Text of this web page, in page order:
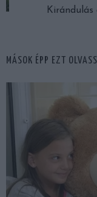
MÁSOK ÉPP EZT